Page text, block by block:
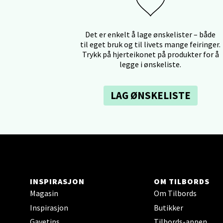
Det er enkelt å lage ønskelister – både
til eget bruk og til livets mange feiringer.
Trykk på hjerteikonet på produkter for å
legge i ønskeliste.
LAG ØNSKELISTE
INSPIRASJON
Magasin
Inspirasjon
OM TILBORDS
Om Tilbords
Butikker
Åpent i
0 i